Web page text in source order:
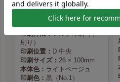
印刷方法：シルク印刷（手
刷り）
印刷位置： D 中央
印刷サイズ： 26 × 100mm
本体色： ライトベージュ
印刷色： 黒（No.1）